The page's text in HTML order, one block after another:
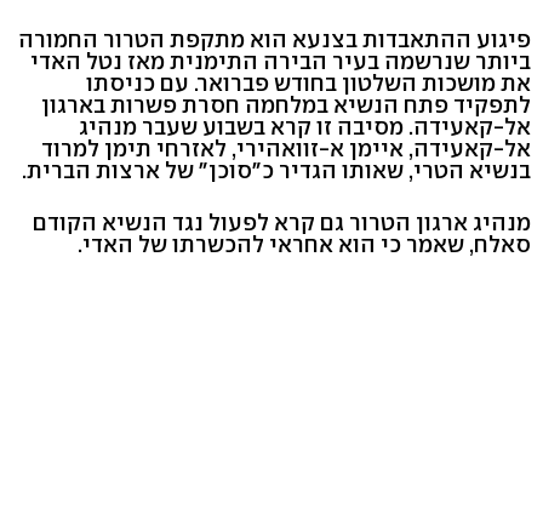
פיגוע ההתאבדות בצנעא הוא מתקפת הטרור החמורה
ביותר שנרשמה בעיר הבירה התימנית מאז נטל האדי
את מושכות השלטון בחודש פברואר. עם כניסתו
לתפקיד פתח הנשיא במלחמה חסרת פשרות בארגון
אל-קאעידה. מסיבה זו קרא בשבוע שעבר מנהיג
אל-קאעידה, איימן א-זוואהירי, לאזרחי תימן למרוד
בנשיא הטרי, שאותו הגדיר כ"סוכן" של ארצות הברית.
מנהיג ארגון הטרור גם קרא לפעול נגד הנשיא הקודם
סאלח, שאמר כי הוא אחראי להכשרתו של האדי.